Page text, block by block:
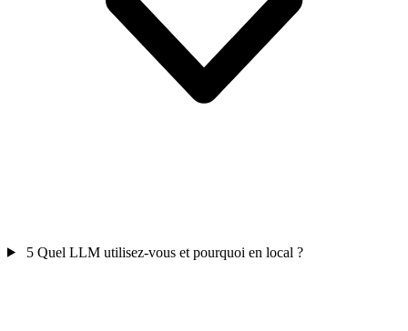
5 Quel LLM utilisez-vous et pourquoi en local ?